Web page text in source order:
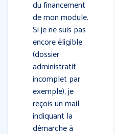
du financement
de mon module.
Si je ne suis pas
encore éligible
(dossier
administratif
incomplet par
exemple), je
reçois un mail
indiquant la
démarche à